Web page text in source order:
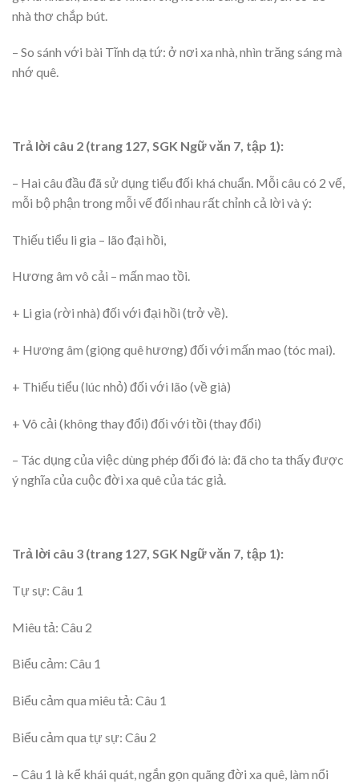
nhà thơ chắp bút.
– So sánh với bài Tĩnh dạ tứ: ở nơi xa nhà, nhìn trăng sáng mà
nhớ quê.
Trả lời câu 2 (trang 127, SGK Ngữ văn 7, tập 1):
– Hai câu đầu đã sử dụng tiểu đối khá chuẩn. Mỗi câu có 2 vế,
mỗi bộ phận trong mỗi vế đối nhau rất chỉnh cả lời và ý:
Thiếu tiểu li gia – lão đại hồi,
Hương âm vô cải – mấn mao tồi.
+ Li gia (rời nhà) đối với đại hồi (trở về).
+ Hương âm (giọng quê hương) đối với mấn mao (tóc mai).
+ Thiếu tiểu (lúc nhỏ) đối với lão (về già)
+ Vô cải (không thay đổi) đối với tồi (thay đổi)
– Tác dụng của việc dùng phép đối đó là: đã cho ta thấy được
ý nghĩa của cuộc đời xa quê của tác giả.
Trả lời câu 3 (trang 127, SGK Ngữ văn 7, tập 1):
Tự sự: Câu 1
Miêu tả: Câu 2
Biểu cảm: Câu 1
Biểu cảm qua miêu tả: Câu 1
Biểu cảm qua tự sự: Câu 2
– Câu 1 là kể khái quát, ngắn gọn quãng đời xa quê, làm nổi